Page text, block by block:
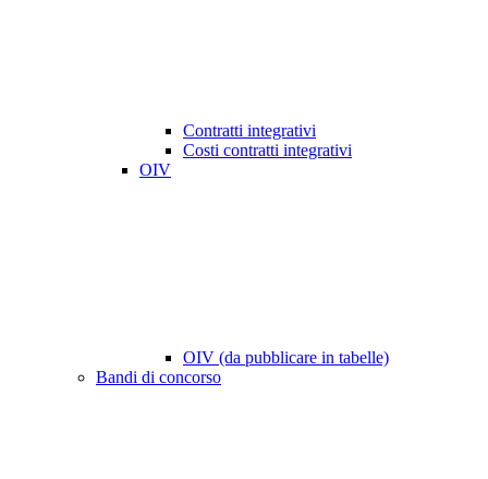
Contratti integrativi
Costi contratti integrativi
OIV
OIV (da pubblicare in tabelle)
Bandi di concorso